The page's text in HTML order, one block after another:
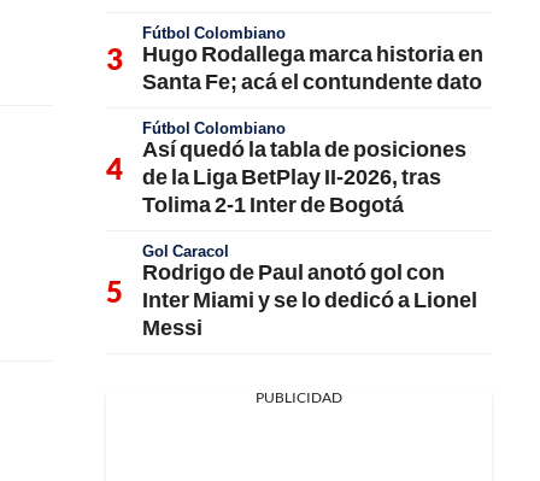
Fútbol Colombiano
Hugo Rodallega marca historia en
Santa Fe; acá el contundente dato
Fútbol Colombiano
Así quedó la tabla de posiciones
de la Liga BetPlay II-2026, tras
Tolima 2-1 Inter de Bogotá
Gol Caracol
Rodrigo de Paul anotó gol con
Inter Miami y se lo dedicó a Lionel
Messi
PUBLICIDAD